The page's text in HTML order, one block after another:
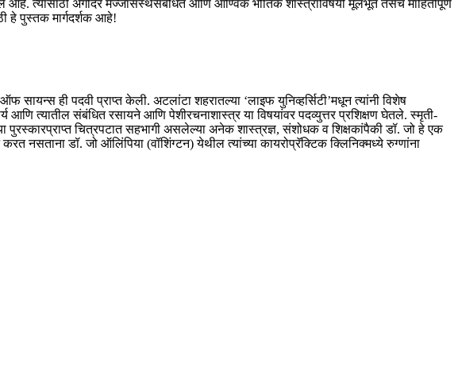
त्यासाठी अगोदर मज्जासंस्थेसंबंधित आणि आण्विक भौतिक शास्त्राविषयी मूलभूत तसेच माहितीपूर्ण
हे पुस्तक मार्गदर्शक आहे!
सायन्स ही पदवी प्राप्त केली. अटलांटा शहरातल्या ‘लाइफ युनिव्हर्सिटी’मधून त्यांनी विशेष
आणि त्यातील संबंधित रसायने आणि पेशीरचनाशास्त्र या विषयांवर पदव्युत्तर प्रशिक्षण घेतले. स्मृती-
या पुरस्कारप्राप्त चित्रपटात सहभागी असलेल्या अनेक शास्त्रज्ञ, संशोधक व शिक्षकांपैकी डॉ. जो हे एक
नसताना डॉ. जो ऑलिंपिया (वॉशिंग्टन) येथील त्यांच्या कायरोप्रॅक्टिक क्लिनिक्मध्ये रुग्णांना